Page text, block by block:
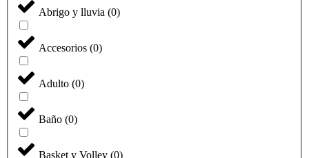
Abrigo y lluvia (0)
Accesorios (0)
Adulto (0)
Baño (0)
Basket y Volley (0)